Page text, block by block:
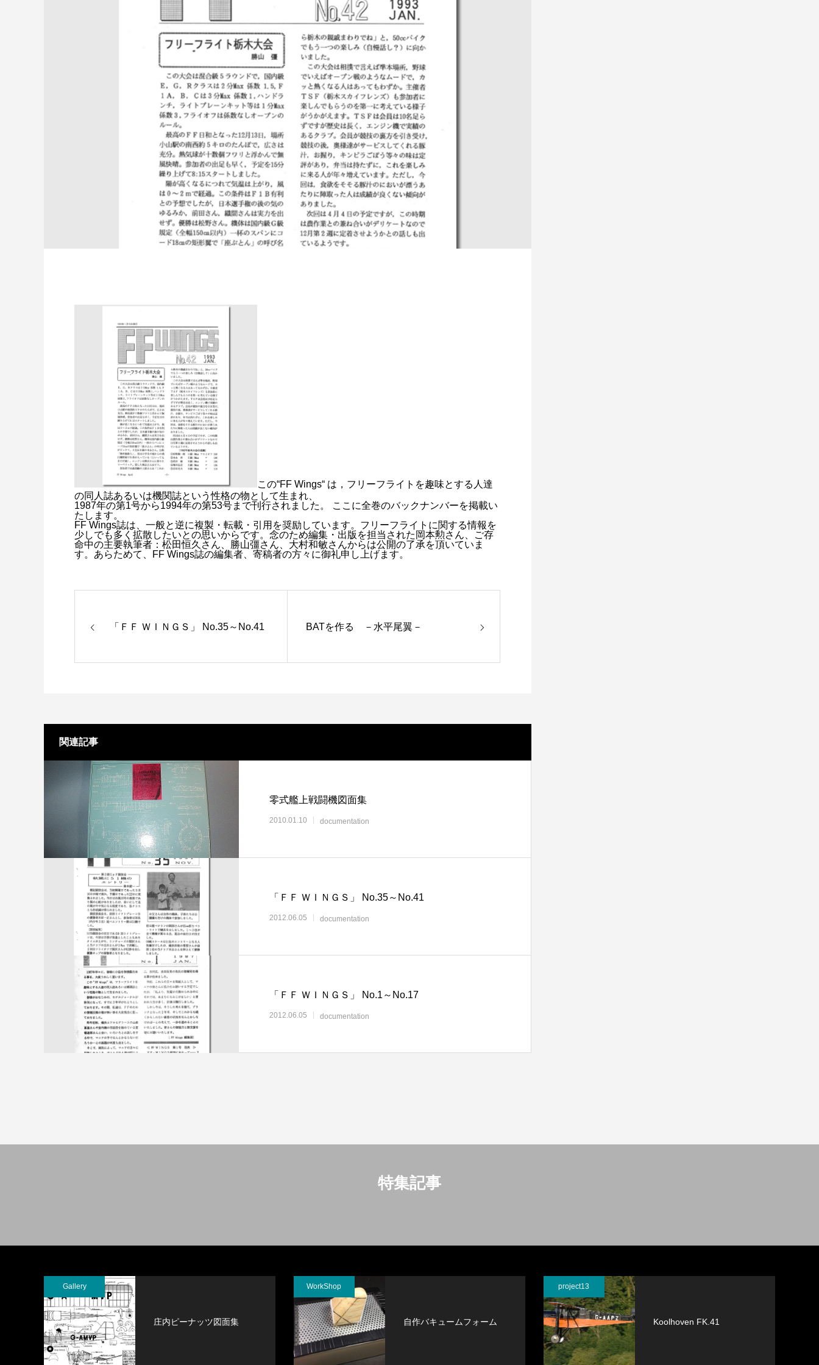
この“FF Wings“ は，フリーフライトを趣味とする人達
の同人誌あるいは機関誌という性格の物として生まれ、
1987年の第1号から1994年の第53号まで刊行されました。 ここに全巻のバックナンバーを掲載い
たします。
FF Wings誌は、一般と逆に複製・転載・引用を奨励しています。フリーフライトに関する情報を
少しでも多く拡散したいとの思いからです。念のため編集・出版を担当された岡本勲さん、ご存
命中の主要執筆者：松田恒久さん、勝山彊さん、大村和敏さんからは公開の了承を頂いていま
す。あらためて、FF Wings誌の編集者、寄稿者の方々に御礼申し上げます。
「ＦＦ ＷＩＮＧＳ」 No.35～No.41 BATを作る －水平尾翼－
関連記事
零式艦上戦闘機図面集
2010.01.10 documentation
「ＦＦ ＷＩＮＧＳ」 No.35～No.41
2012.06.05 documentation
「ＦＦ ＷＩＮＧＳ」 No.1～No.17
2012.06.05 documentation
特集記事
Gallery
庄内ピーナッツ図面集
WorkShop
自作バキュームフォーム
project13
Koolhoven FK.41